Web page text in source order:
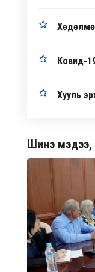
Ковид-
Хууль
Шинэ мэдээ,